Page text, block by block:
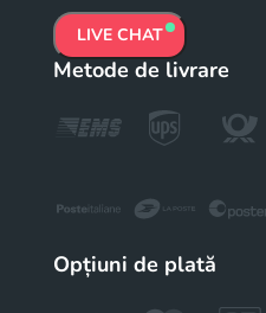
LIVE CHAT
Metode de livrare
Opțiuni de plată